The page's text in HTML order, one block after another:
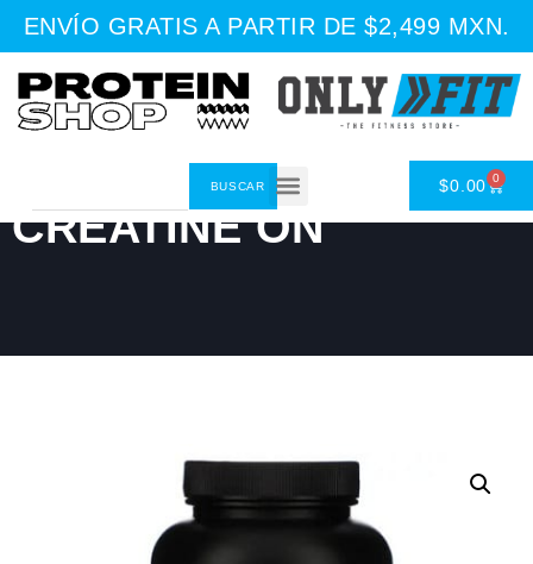
ENVÍO GRATIS A PARTIR DE $2,499 MXN.
BUSCAR $0.00 0
CREATINE ON